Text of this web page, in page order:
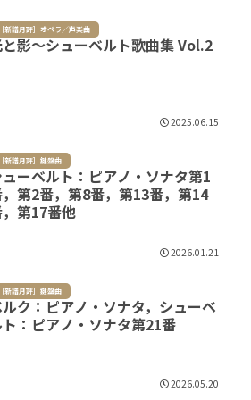
［新譜月評］オペラ／声楽曲
影～シューベルト歌曲集 Vol.2
2025.06.15
［新譜月評］鍵盤曲
ーベルト：ピアノ・ソナタ第1
第2番，第8番，第13番，第14
第17番他
2026.01.21
［新譜月評］鍵盤曲
ク：ピアノ・ソナタ，シューベ
：ピアノ・ソナタ第21番
2026.05.20